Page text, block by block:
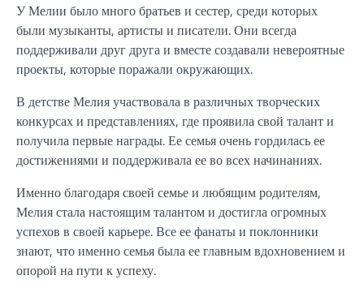
У Мелии было много братьев и сестер, среди которых
были музыканты, артисты и писатели. Они всегда
поддерживали друг друга и вместе создавали невероятные
проекты, которые поражали окружающих.
В детстве Мелия участвовала в различных творческих
конкурсах и представлениях, где проявила свой талант и
получила первые награды. Ее семья очень гордилась ее
достижениями и поддерживала ее во всех начинаниях.
Именно благодаря своей семье и любящим родителям,
Мелия стала настоящим талантом и достигла огромных
успехов в своей карьере. Все ее фанаты и поклонники
знают, что именно семья была ее главным вдохновением и
опорой на пути к успеху.